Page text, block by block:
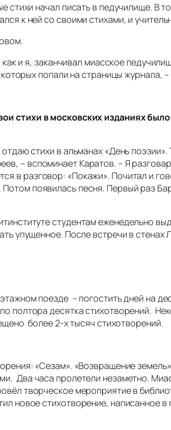
стихи начал писать в педучилище. В
к ней со своими стихами, и
и я, заканчивал миасское
попали на страницы журнала,
стихи в московских изданиях
стихи в альманах «День
– вспоминает Каратов. – Я
в разговор: «Покажи». Почитал и
появилась песня. Первый раз
студентам еженедельно
упущенное. После встречи в стенах
поезде – погостить дней на
полтора десятка стихотворений.
более 2-х тысяч стихотворений.
«Сезам». «Возвращение
Два часа пролетели незаметно.
творческое мероприятие в
новое стихотворение, написанное